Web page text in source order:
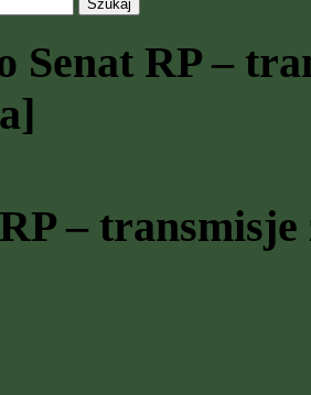
Senat RP –
–